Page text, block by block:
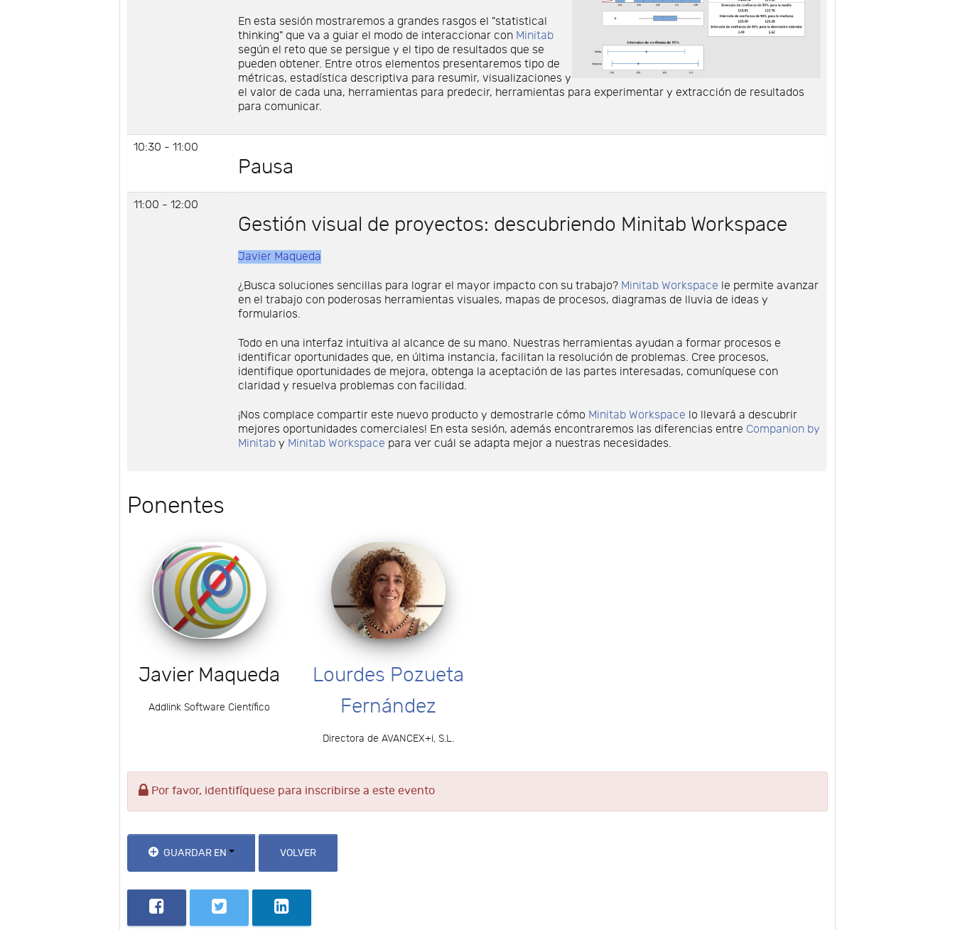
En esta sesión mostraremos a grandes rasgos el "statistical
thinking" que va a guiar el modo de interaccionar con Minitab
según el reto que se persigue y el tipo de resultados que se
pueden obtener. Entre otros elementos presentaremos tipo de
métricas, estadística descriptiva para resumir, visualizaciones y
el valor de cada una, herramientas para predecir, herramientas para experimentar y extracción de resultados
para comunicar.
10:30 - 11:00
Pausa
11:00 - 12:00
Gestión visual de proyectos: descubriendo Minitab Workspace
Javier Maqueda
¿Busca soluciones sencillas para lograr el mayor impacto con su trabajo? Minitab Workspace le permite avanzar
en el trabajo con poderosas herramientas visuales, mapas de procesos, diagramas de lluvia de ideas y
formularios.
Todo en una interfaz intuitiva al alcance de su mano. Nuestras herramientas ayudan a formar procesos e
identificar oportunidades que, en última instancia, facilitan la resolución de problemas. Cree procesos,
identifique oportunidades de mejora, obtenga la aceptación de las partes interesadas, comuníquese con
claridad y resuelva problemas con facilidad.
¡Nos complace compartir este nuevo producto y demostrarle cómo Minitab Workspace lo llevará a descubrir
mejores oportunidades comerciales! En esta sesión, además encontraremos las diferencias entre Companion by
Minitab y Minitab Workspace para ver cuál se adapta mejor a nuestras necesidades.
Ponentes
Javier Maqueda
Addlink Software Científico
Lourdes Pozueta
Fernández
Directora de AVANCEX+i, S.L.
Por favor, identifíquese para inscribirse a este evento
GUARDAR EN VOLVER